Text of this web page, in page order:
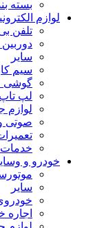
بسته
لوازم
تلفن
سایر
سیم
گوشی
لپ
لوازم
صوتی
خدمات
خودرو و
سایر
اجاره